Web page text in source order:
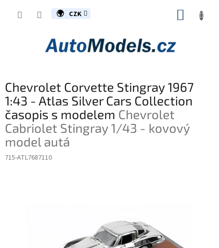
CZK
Chevrolet Corvette Stingray 1967
1:43 - Atlas Silver Cars Collection
časopis s modelem Chevrolet
Cabriolet Stingray 1/43 - kovový
model autá
715-ATL7687110